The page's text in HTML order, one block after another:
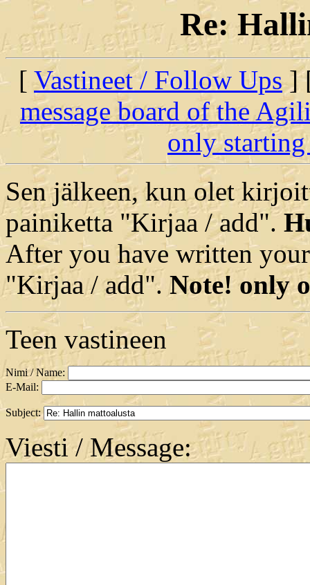
Re:
[ Vastineet / Follow Ups ]
message board of the
only starting
Sen jälkeen, kun olet
painiketta "Kirjaa / add".
After you have written
"Kirjaa / add". Note! only
Teen vastineen
Nimi / Name:
E-Mail:
Subject:
Viesti / Message: